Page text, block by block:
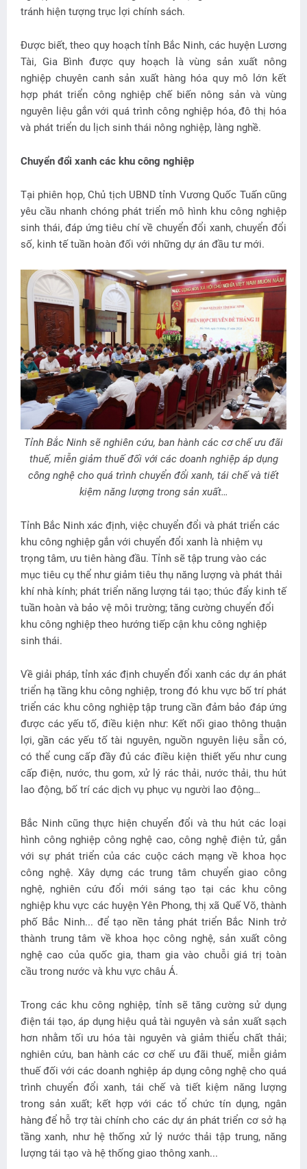
tránh hiện tượng trục lợi chính sách.
Được biết, theo quy hoạch tỉnh Bắc Ninh, các huyện Lương
Tài, Gia Bình được quy hoạch là vùng sản xuất nông
nghiệp chuyên canh sản xuất hàng hóa quy mô lớn kết
hợp phát triển công nghiệp chế biến nông sản và vùng
nguyên liệu gắn với quá trình công nghiệp hóa, đô thị hóa
và phát triển du lịch sinh thái nông nghiệp, làng nghề.
Chuyển đổi xanh các khu công nghiệp
Tại phiên họp, Chủ tịch UBND tỉnh Vương Quốc Tuấn cũng
yêu cầu nhanh chóng phát triển mô hình khu công nghiệp
sinh thái, đáp ứng tiêu chí về chuyển đổi xanh, chuyển đổi
số, kinh tế tuần hoàn đối với những dự án đầu tư mới.
Tỉnh Bắc Ninh sẽ nghiên cứu, ban hành các cơ chế ưu đãi
thuế, miễn giảm thuế đối với các doanh nghiệp áp dụng
công nghệ cho quá trình chuyển đổi xanh, tái chế và tiết
kiệm năng lượng trong sản xuất…
Tỉnh Bắc Ninh xác định, việc chuyển đổi và phát triển các
khu công nghiệp gắn với chuyển đổi xanh là nhiệm vụ
trọng tâm, ưu tiên hàng đầu. Tỉnh sẽ tập trung vào các
mục tiêu cụ thể như giảm tiêu thụ năng lượng và phát thải
khí nhà kính; phát triển năng lượng tái tạo; thúc đẩy kinh tế
tuần hoàn và bảo vệ môi trường; tăng cường chuyển đổi
khu công nghiệp theo hướng tiếp cận khu công nghiệp
sinh thái.
Về giải pháp, tỉnh xác định chuyển đổi xanh các dự án phát
triển hạ tầng khu công nghiệp, trong đó khu vực bố trí phát
triển các khu công nghiệp tập trung cần đảm bảo đáp ứng
được các yếu tố, điều kiện như: Kết nối giao thông thuận
lợi, gần các yếu tố tài nguyên, nguồn nguyên liệu sẵn có,
có thể cung cấp đầy đủ các điều kiện thiết yếu như cung
cấp điện, nước, thu gom, xử lý rác thải, nước thải, thu hút
lao động, bố trí các dịch vụ phục vụ người lao động…
Bắc Ninh cũng thực hiện chuyển đổi và thu hút các loại
hình công nghiệp công nghệ cao, công nghệ điện tử, gắn
với sự phát triển của các cuộc cách mạng về khoa học
công nghệ. Xây dựng các trung tâm chuyển giao công
nghệ, nghiên cứu đổi mới sáng tạo tại các khu công
nghiệp khu vực các huyện Yên Phong, thị xã Quế Võ, thành
phố Bắc Ninh... để tạo nền tảng phát triển Bắc Ninh trở
thành trung tâm về khoa học công nghệ, sản xuất công
nghệ cao của quốc gia, tham gia vào chuỗi giá trị toàn
cầu trong nước và khu vực châu Á.
Trong các khu công nghiệp, tỉnh sẽ tăng cường sử dụng
điện tái tạo, áp dụng hiệu quả tài nguyên và sản xuất sạch
hơn nhằm tối ưu hóa tài nguyên và giảm thiểu chất thải;
nghiên cứu, ban hành các cơ chế ưu đãi thuế, miễn giảm
thuế đối với các doanh nghiệp áp dụng công nghệ cho quá
trình chuyển đổi xanh, tái chế và tiết kiệm năng lượng
trong sản xuất; kết hợp với các tổ chức tín dụng, ngân
hàng để hỗ trợ tài chính cho các dự án phát triển cơ sở hạ
tầng xanh, như hệ thống xử lý nước thải tập trung, năng
lượng tái tạo và hệ thống giao thông xanh...